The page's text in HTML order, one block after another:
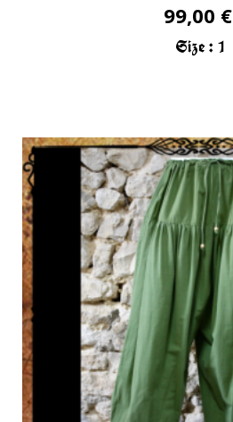
99,00 €
Size : 1